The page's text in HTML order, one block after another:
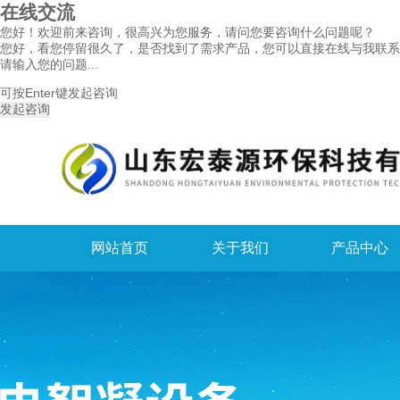
在线交流
您好！欢迎前来咨询，很高兴为您服务，请问您要咨询什么问题呢？
您好，看您停留很久了，是否找到了需求产品，您可以直接在线与我联
可按Enter键发起咨询
发起咨询
网站首页 关于我们 产品中心